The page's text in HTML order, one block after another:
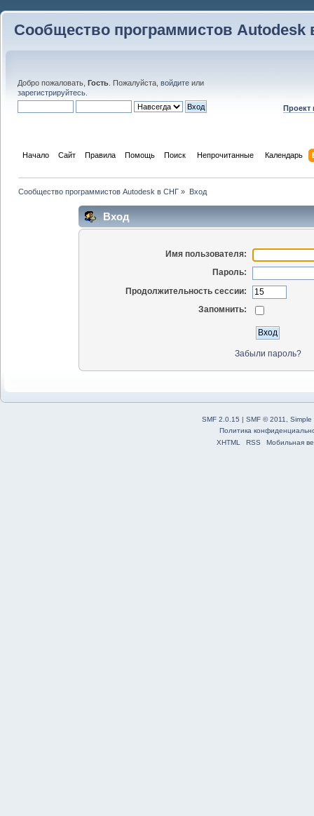
Сообщество программистов Autodesk
Добро пожаловать, Гость . Пожалуйста, войдите или
зарегистрируйтесь
Проект
Начало Сайт Правила Помощь Поиск Непрочитанные Календарь
Сообщество программистов Autodesk в СНГ » Вход
Вход
Имя пользователя:
Пароль:
Продолжительность сессии:
Запомнить:
Забыли пароль?
SMF 2.0.15 SMF © 2011, Simple
Политика
XHTML
RSS Мобильная